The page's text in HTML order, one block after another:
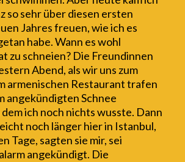
so sehr über diesen ersten
Jahresfreuen, wie ich es
habe.Wann es wohl
zu schneien? Die Freundinnen
Abend, als wir uns zum
armenischen Restaurant trafen
angekündigten Schnee
ich noch nichts wusste. Dann
noch länger hier in Istanbul,
Tage, sagten sie mir, sei
angekündigt. Die